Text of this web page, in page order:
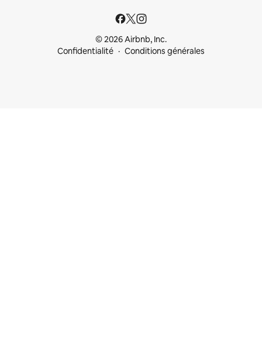
© 2026 Airbnb, Inc.
Confidentialité
Conditions générales